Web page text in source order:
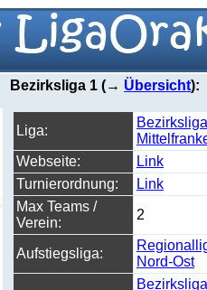
Bezirksliga 1 (→ Übersicht):
Liga:
Bezirksliga
Webseite:
Link
Turnierordnung:
Link
Max Teams /
Verein:
2
Aufstiegsliga:
Nord-Ost
Bezirksliga